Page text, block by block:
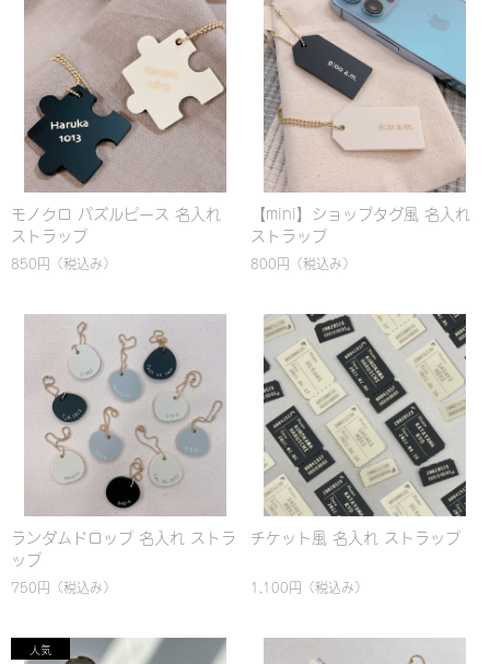
モノクロ パズルピース 名入れ
ストラップ
850円 （税込み）
【mini】ショップタグ風 名入れ
ストラップ
800円 （税込み）
ランダムドロップ 名入れ ストラ
ップ
750円 （税込み）
チケット風 名入れ ストラップ
1,100円 （税込み）